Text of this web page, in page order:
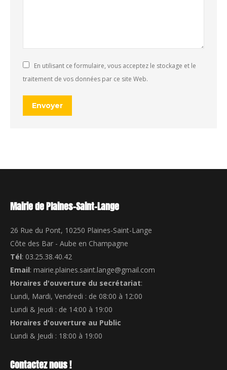
En utilisant ce formulaire, vous acceptez le stockage et le
traitement de vos données par ce site Web.
Envoyer
Mairie de Plaines-Saint-Lange
26 Rue du Pont, 10250 Plaines-Saint-Lange
Côte des Bar - Aube en Champagne
Tél: 03.25.38.40.42
Email: mairie.plaines.saint.lange@gmail.com
Horaires d'ouverture du secrétariat:
Lundi, Mardi, Vendredi : de 08:00 à 12:00
Lundi & Jeudi : de 14:00 à 19:00
Horaires d'ouverture au Public
Lundi & Jeudi : 18:00 à 19:00
Contactez nous !